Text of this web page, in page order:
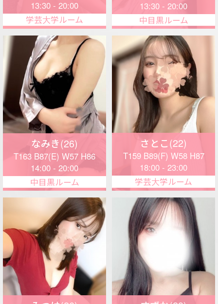
New
ゆめ(24)
T163 B86(E) W57 H88
21:00 - 2:00
中目黒ルーム
予約電話はこちらから
080-7666-2776
＜非通知・公衆電話・IP電話対応不可＞
営業時間：12:00〜LAST
受付時間：12:00〜LAST
WEB予約
出勤表
セラピスト
料金システム
アクセス
ご予約
採用情報
イベント